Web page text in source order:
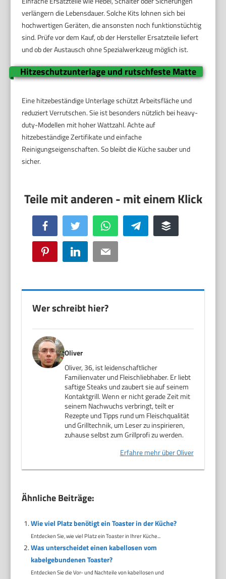
verlängern die Lebensdauer. Solche Kits lohnen sich bei
hochwertigen Geräten, die ansonsten noch funktionstüchtig
sind. Prüfe vor dem Kauf, ob der Hersteller Ersatzteile liefert
und ob der Austausch ohne Spezialwerkzeug möglich ist.
Hitzeschutzunterlage und rutschfeste Matte
Eine hitzebeständige Unterlage schützt Arbeitsfläche und
reduziert Verrutschen. Sie ist besonders nützlich bei heavy-
duty-Modellen mit hoher Wattzahl. Achte auf
hitzebeständige Zertifikate und einfache
Reinigungseigenschaften. So bleibt die Küche sauber und
sicher.
Facebook Twitter WhatsApp Telegram Buffer
Pinterest LinkedIn Email
Wer schreibt hier?
Oliver
Oliver, 36, ist leidenschaftlicher
Familienvater und Fleischliebhaber. Er liebt
saftige Steaks und zaubert sie auf seinem
Kontaktgrill. Wenn er nicht gerade Zeit mit
seinem Nachwuchs verbringt, teilt er
Rezepte und Tipps rund um Fleischqualität
und Grilltechnik, um Leser zu inspirieren,
zuhause selbst zum Grillprofi zu werden.
Erfahre mehr über Oliver
Ähnliche Beiträge:
Wie viel Platz benötigt ein Toaster in der Küche?
Entdecken Sie, wie viel Platz ein Toaster in Ihrer Küche...
Was unterscheidet einen kabellosen vom
kabelgebundenen Toaster?
Entdecken Sie die Vor- und Nachteile von kabellosen und